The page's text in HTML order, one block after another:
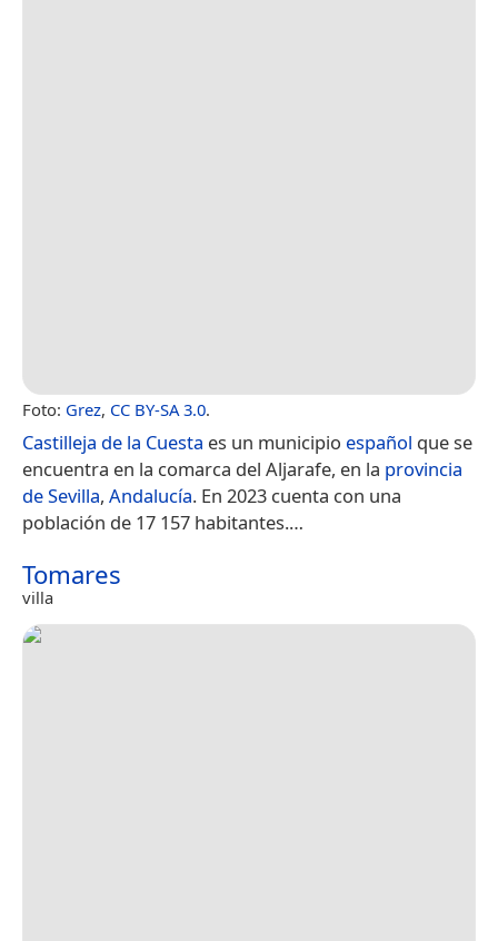
Foto: Grez, CC BY-SA 3.0.
Castilleja de la Cuesta es un municipio español que se
encuentra en la comarca del Aljarafe, en la provincia
de Sevilla, Andalucía. En 2023 cuenta con una
población de 17 157 habitantes.​…
Tomares
villa